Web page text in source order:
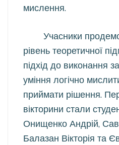
мислення.
Учасники
рівень теоретичної
підхід до виконання
уміння логічно
приймати рішення.
вікторини стали
Онищенко Андрій,
Балазан Вікторія та